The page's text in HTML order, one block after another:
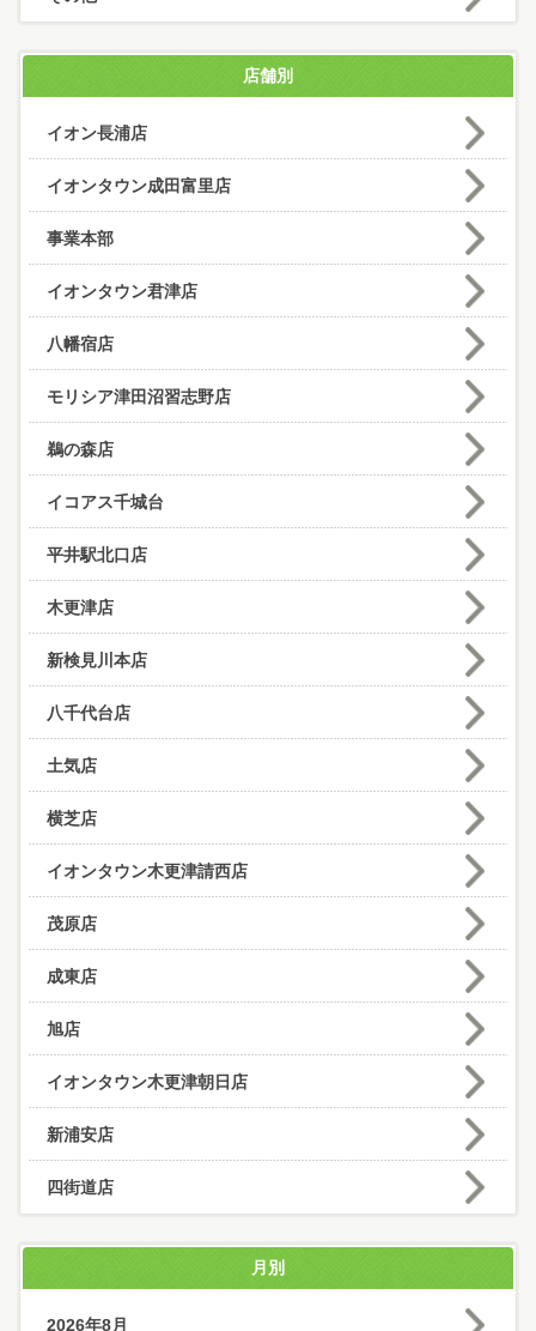
店舗別
イオン長浦店
イオンタウン成田富里店
事業本部
イオンタウン君津店
八幡宿店
モリシア津田沼習志野店
鵜の森店
イコアス千城台
平井駅北口店
木更津店
新検見川本店
八千代台店
土気店
横芝店
イオンタウン木更津請西店
茂原店
成東店
旭店
イオンタウン木更津朝日店
新浦安店
四街道店
月別
2026年8月